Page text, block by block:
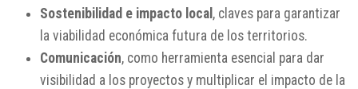
Sostenibilidad e impacto local , claves para garantizar
la viabilidad económica futura de los territorios.
Comunicación, como herramienta esencial para dar
visibilidad a los proyectos y multiplicar el impacto de la